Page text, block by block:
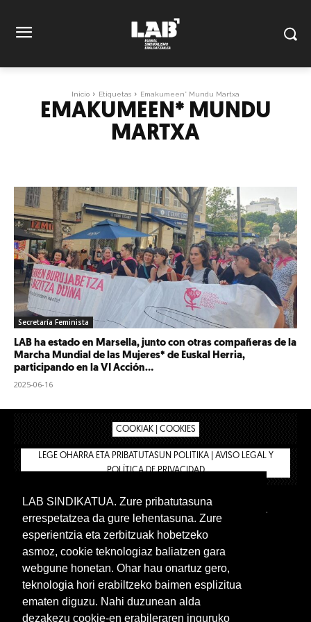
Inicio Etiquetas Emakumeen* Mundu Martxa
EMAKUMEEN* MUNDU
MARTXA
Secretaría Feminista
LAB ha estado en Marsella, junto con otras compañeras de la
Marcha Mundial de las Mujeres* de Euskal Herria,
participando en la VI Acción...
2025-06-16
COOKIAK | COOKIES
LEGE OHARRA ETA PRIBATUTASUN POLITIKA | AVISO LEGAL Y
POLÍTICA DE PRIVACIDAD
BIZILAN.EUS
TIENDA
INTRANET 🔑
Euskera Castellano
LAB SINDIKATUA. Zure pribatutasuna
errespetatzea da gure lehentasuna. Zure
esperientzia eta zerbitzuak hobetzeko
asmoz, cookie teknologiaz baliatzen gara
webgune honetan. Ohar hau onartuz gero,
teknologia hori erabiltzeko baimen esplizitua
ematen diguzu. Nahi duzunean alda
dezakezu cookie-en erabileraren inguruko